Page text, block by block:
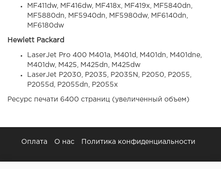
MF411dw, MF416dw, MF418x, MF419x, MF5840dn,
MF5880dn, MF5940dn, MF5980dw, MF6140dn,
MF6180dw
Hewlett Packard
LaserJet Pro 400 M401a, M401d, M401dn, M401dne,
M401dw, M425, M425dn, M425dw
LaserJet P2030, P2035, P2035N, P2050, P2055,
P2055d, P2055dn, P2055x
Ресурс печати 6400 страниц (увеличенный объем)
Оплата О нас Политика конфиденциальности